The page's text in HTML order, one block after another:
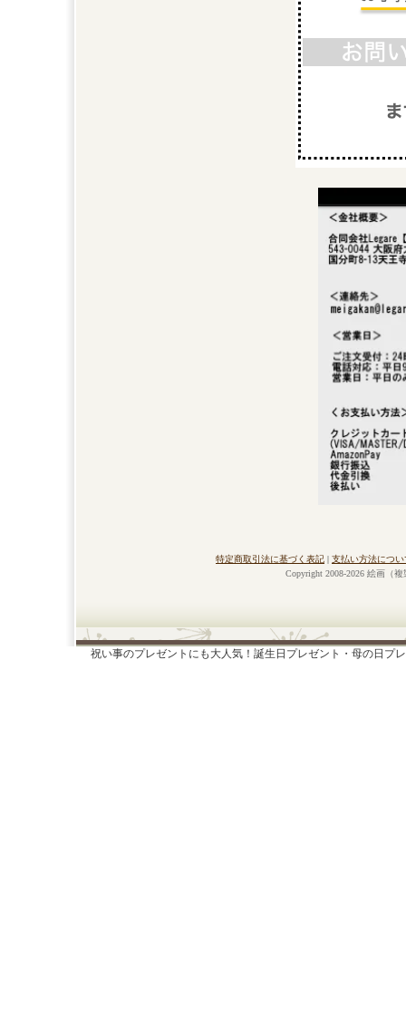
特定商取引法に基づく表記 | 支払い方法につい
Copyright 2008-2026 絵画（
祝い事のプレゼントにも大人気！誕生日プレゼント・母の日プ